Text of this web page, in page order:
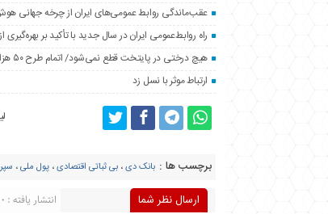
عقب‌ماندگی روابط عمومی‌های ایران از چرخه جهانی
راه روابط‌عمومی ایران در سال جدید با تأکید بر
هیچ درختی در پایتخت قطع نمی‌شود/ اتمام طرح ۵۰ هزار هکتاری فضای سبز اطراف تهران تا پایان سال
ارتباط موثر با نسل زد
برچسب ها : بانک دی، بی ثباتی اقتصادی، پول ملی،
ارسال نظر شما انتشار یافته : 0